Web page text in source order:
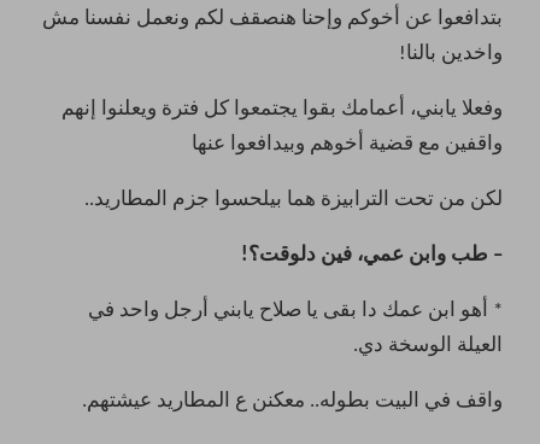
بتدافعوا عن أخوكم وإحنا هنصقف لكم ونعمل نفسنا مش
واخدين بالنا!
وفعلا يابني، أعمامك بقوا يجتمعوا كل فترة ويعلنوا إنهم
واقفين مع قضية أخوهم وبيدافعوا عنها
لكن من تحت الترابيزة هما بيلحسوا جزم المطاريد..
– طب وابن عمي، فين دلوقت؟!
* أهو ابن عمك دا بقى يا صلاح يابني أرجل واحد في
العيلة الوسخة دي.
واقف في البيت بطوله.. معكنن ع المطاريد عيشتهم.